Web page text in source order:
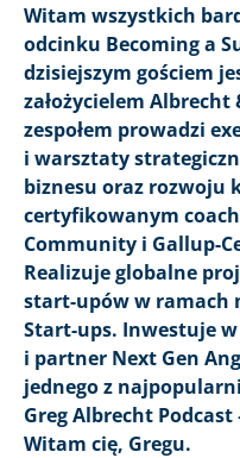
Witam wszystkich
odcinku Becoming a
dzisiejszym gościem
założycielem
zespołem prowadzi
i warsztaty
biznesu oraz rozwoju
certyfikowanym
Community i Gallup-
Realizuje globalne
start-upów w ramach
Start-ups. Inwestuje
i partner Next Gen
jednego z
Greg Albrecht Podcast
Witam cię, Gregu.